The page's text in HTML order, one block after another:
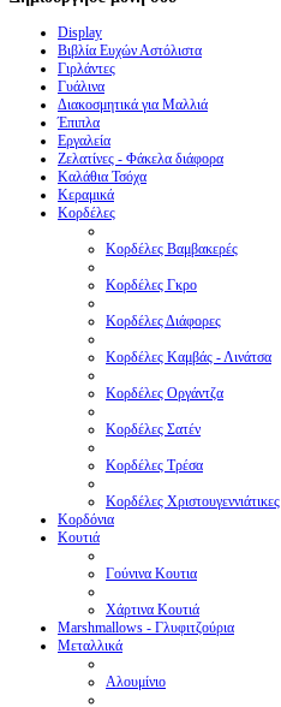
Display
Βιβλία Ευχών Αστόλιστα
Γιρλάντες
Γυάλινα
Διακοσμητικά για Μαλλιά
Έπιπλα
Εργαλεία
Ζελατίνες - Φάκελα διάφορα
Καλάθια Τσόχα
Κεραμικά
Κορδέλες
Κορδέλες Βαμβακερές
Κορδέλες Γκρο
Κορδέλες Διάφορες
Κορδέλες Καμβάς - Λινάτσα
Κορδέλες Οργάντζα
Κορδέλες Σατέν
Κορδέλες Τρέσα
Κορδέλες Χριστουγεννιάτικες
Κορδόνια
Κουτιά
Γούνινα Κουτια
Χάρτινα Κουτιά
Μarshmallows - Γλυφιτζούρια
Μεταλλικά
Αλουμίνιο